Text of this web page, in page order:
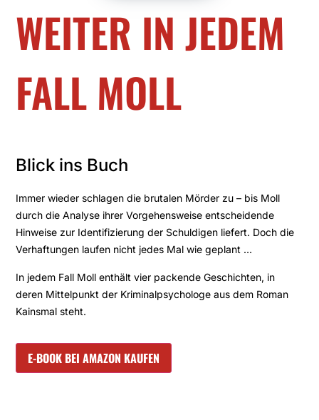
WEITER IN JEDEM
FALL MOLL
Blick ins Buch
Immer wieder schlagen die brutalen Mörder zu – bis Moll
durch die Analyse ihrer Vorgehensweise entscheidende
Hinweise zur Identifizierung der Schuldigen liefert. Doch die
Verhaftungen laufen nicht jedes Mal wie geplant …
In jedem Fall Moll enthält vier packende Geschichten, in
deren Mittelpunkt der Kriminalpsychologe aus dem Roman
Kainsmal steht.
E-BOOK BEI AMAZON KAUFEN